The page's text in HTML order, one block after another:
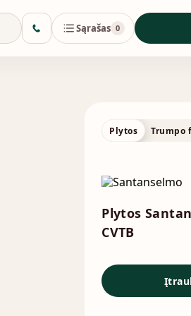
Sąrašas 0
Plytos Trumpo
Plytos
CVTB